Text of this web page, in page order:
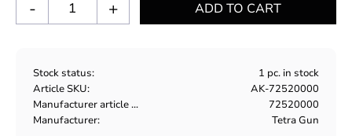
+
-
Stock status
1 pc. in stock
Article SKU
AK-72520000
Manufacturer article no
72520000
Manufacturer
Tetra Gun